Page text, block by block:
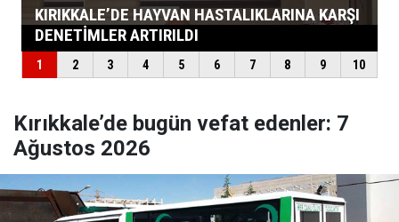
Kırıkkale’de bugün vefat edenler: 7
Ağustos 2026